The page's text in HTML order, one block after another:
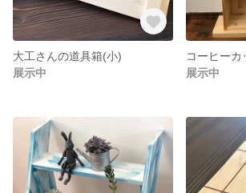
大工さんの道具箱(小)
展示中
展示中